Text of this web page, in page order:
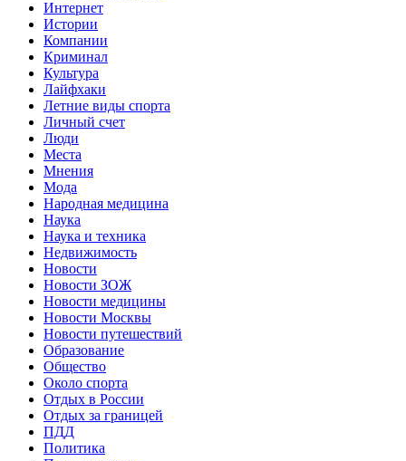
Интернет
Истории
Компании
Криминал
Культура
Лайфхаки
Летние виды спорта
Личный счет
Люди
Места
Мнения
Мода
Народная медицина
Наука
Наука и техника
Недвижимость
Новости
Новости ЗОЖ
Новости медицины
Новости Москвы
Новости путешествий
Образование
Общество
Около спорта
Отдых в России
Отдых за границей
ПДД
Политика